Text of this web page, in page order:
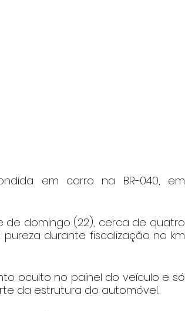
em carro na BR-040, em
de domingo (22), cerca de quatro
durante fiscalização no km
oculto no painel do veículo e só
da estrutura do automóvel.